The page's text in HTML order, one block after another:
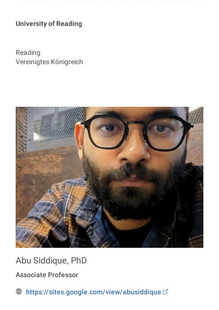
University of Reading
Reading
Vereinigtes Königreich
Abu Siddique, PhD
Professur Economics
Associate Professor
Webseite:
https://sites.google.com/view/abusiddique